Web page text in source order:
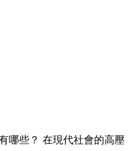
哪些？ 在現代社會的高壓